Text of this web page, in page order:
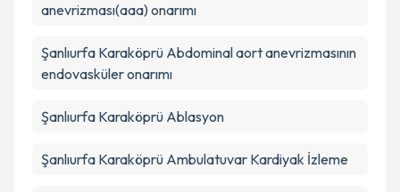
anevrizması(aaa) onarımı
Şanlıurfa Karaköprü Abdominal aort anevrizmasının
endovasküler onarımı
Şanlıurfa Karaköprü Ablasyon
Şanlıurfa Karaköprü Ambulatuvar Kardiyak İzleme